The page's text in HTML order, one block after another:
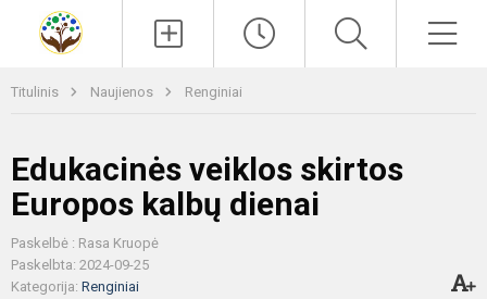
Titulinis Naujienos Renginiai
Edukacinės veiklos skirtos
Europos kalbų dienai
Paskelbė : Rasa Kruopė
Paskelbta: 2024-09-25
Kategorija: Renginiai